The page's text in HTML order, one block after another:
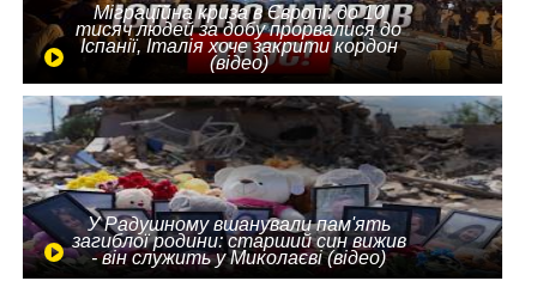
Міграційна криза в Європі: до 10
тисяч людей за добу прорвалися до
Іспанії, Італія хоче закрити кордон
(відео)
У Радушному вшанували пам'ять
загиблої родини: старший син вижив
- він служить у Миколаєві (відео)